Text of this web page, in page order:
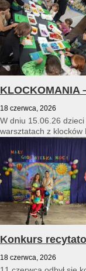
KLOCKOMANIA
18 czerwca, 2026
W dniu 15.06.26
warsztatach z klocków
Konkurs
18 czerwca, 2026